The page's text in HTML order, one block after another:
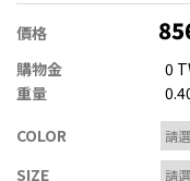
價格
購物金 0
重量
COLOR
SIZE